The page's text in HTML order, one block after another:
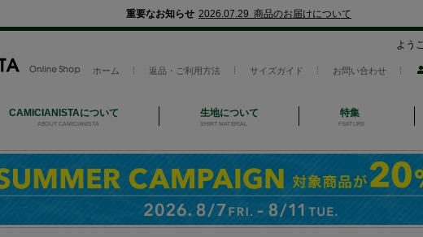
重要なお知らせ 2026.07.29 商品のお届けについて
よう
ホーム 返品・ご利用方法 サイズガイド お問い合わせ
CAMICIANISTAについて
ABOUT CAMICIANISTA
生地について
SHIRT MATERIAL
特集
FEATURE